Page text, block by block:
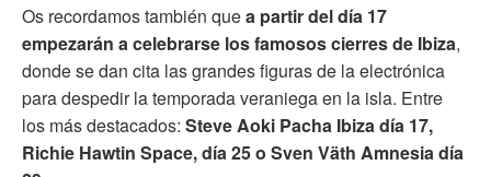
Os recordamos también quea partir del día 17
empezarán a celebrarse los famososcierres de Ibiza,
donde se dan cita las grandes figuras de la electrónica
para despedir la temporada veraniega en la isla. Entre
los más destacados: Steve Aoki Pacha Ibiza día 17,
Richie Hawtin Space, día 25 o Sven Väth Amnesia día